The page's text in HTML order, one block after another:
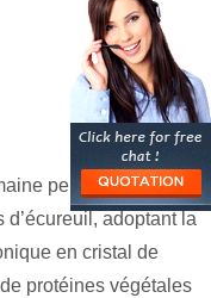
pendant 22 ans.
adoptant la
en cristal de
protéines végétales